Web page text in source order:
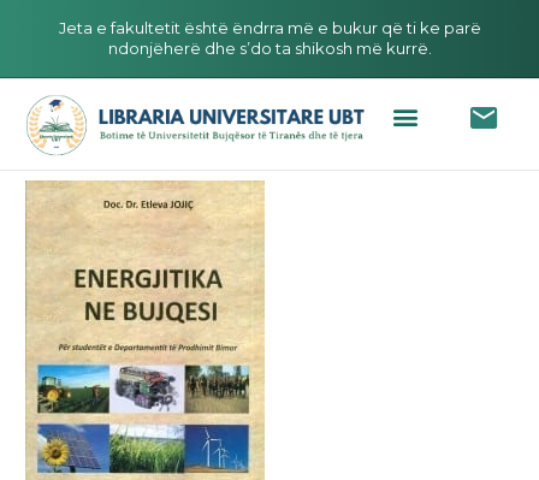
Jeta e fakultetit është ëndrra më e bukur që ti ke parë
ndonjëherë dhe s’do ta shikosh më kurrë.